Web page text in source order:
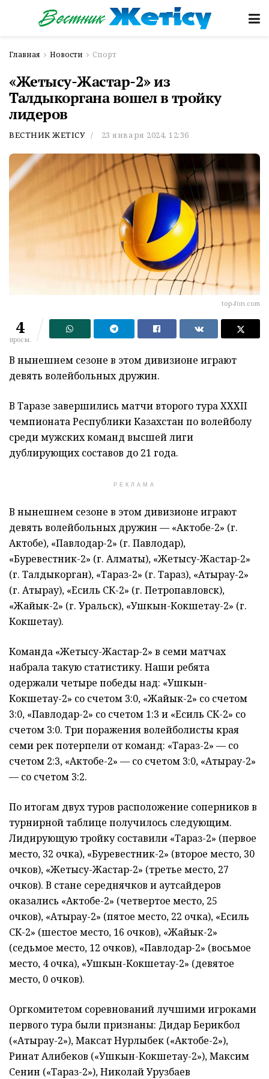
Главная Новости Спорт
«Жетысу-Жастар-2» из
Талдыкоргана вошел в тройку
лидеров
ВЕСТНИК ЖЕТІСУ 23 января 2024, 12:36
top-fon.com
4
просм.
В нынешнем сезоне в этом дивизионе играют
девять волейбольных дружин.
В Таразе завершились матчи второго тура XXXII
чемпионата Республики Казахстан по волейболу
среди мужских команд высшей лиги
дублирующих составов до 21 года.
РЕКЛАМА
В нынешнем сезоне в этом дивизионе играют
девять волейбольных дружин — «Актобе-2» (г.
Актобе), «Павлодар-2» (г. Павлодар),
«Буревестник-2» (г. Алматы), «Жетысу-Жастар-2»
(г. Талдыкорган), «Тараз-2» (г. Тараз), «Атырау-2»
(г. Атырау), «Есиль СК-2» (г. Петропавловск),
«Жайык-2» (г. Уральск), «Ушкын-Кокшетау-2» (г.
Кокшетау).
Команда «Жетысу-Жастар-2» в семи матчах
набрала такую статистику. Наши ребята
одержали четыре победы над: «Ушкын-
Кокшетау-2» со счетом 3:0, «Жайык-2» со счетом
3:0, «Павлодар-2» со счетом 1:3 и «Есиль СК-2» со
счетом 3:0. Три поражения волейболисты края
семи рек потерпели от команд: «Тараз-2» — со
счетом 2:3, «Актобе-2» — со счетом 3:0, «Атырау-2»
— со счетом 3:2.
По итогам двух туров расположение соперников в
турнирной таблице получилось следующим.
Лидирующую тройку составили «Тараз-2» (первое
место, 32 очка), «Буревестник-2» (второе место, 30
очков), «Жетысу-Жастар-2» (третье место, 27
очков). В стане середнячков и аутсайдеров
оказались «Актобе-2» (четвертое место, 25
очков), «Атырау-2» (пятое место, 22 очка), «Есиль
СК-2» (шестое место, 16 очков), «Жайык-2»
(седьмое место, 12 очков), «Павлодар-2» (восьмое
место, 4 очка), «Ушкын-Кокшетау-2» (девятое
место, 0 очков).
Оргкомитетом соревнований лучшими игроками
первого тура были признаны: Дидар Берикбол
(«Атырау-2»), Максат Нурлыбек («Актобе-2»),
Ринат Алибеков («Ушкын-Кокшетау-2»), Максим
Сенин («Тараз-2»), Николай Урузбаев